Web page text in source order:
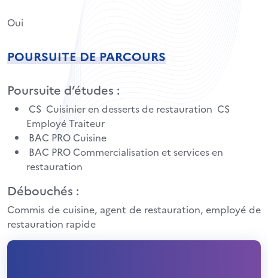
Oui
POURSUITE DE PARCOURS
Poursuite d’études :
CS Cuisinier en desserts de restauration CS
Employé Traiteur
BAC PRO Cuisine
BAC PRO Commercialisation et services en
restauration
Débouchés :
Commis de cuisine, agent de restauration, employé de
restauration rapide